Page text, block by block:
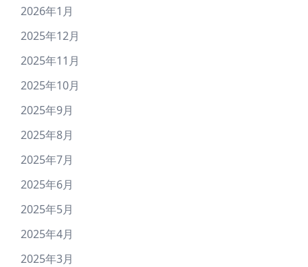
2026年1月
2025年12月
2025年11月
2025年10月
2025年9月
2025年8月
2025年7月
2025年6月
2025年5月
2025年4月
2025年3月